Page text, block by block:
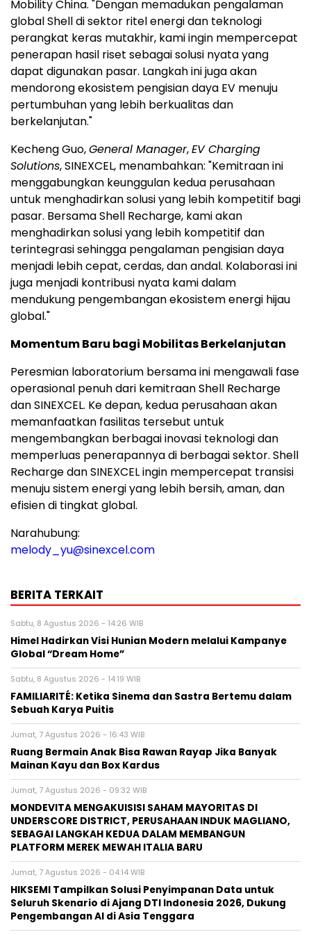
Mobility China. "Dengan memadukan pengalaman
global Shell di sektor ritel energi dan teknologi
perangkat keras mutakhir, kami ingin mempercepat
penerapan hasil riset sebagai solusi nyata yang
dapat digunakan pasar. Langkah ini juga akan
mendorong ekosistem pengisian daya EV menuju
pertumbuhan yang lebih berkualitas dan
berkelanjutan."
Kecheng Guo,General Manager,EV Charging
Solutions, SINEXCEL, menambahkan: "Kemitraan ini
menggabungkan keunggulan kedua perusahaan
untuk menghadirkan solusi yang lebih kompetitif bagi
pasar. Bersama Shell Recharge, kami akan
menghadirkan solusi yang lebih kompetitif dan
terintegrasi sehingga pengalaman pengisian daya
menjadi lebih cepat, cerdas, dan andal. Kolaborasi ini
juga menjadi kontribusi nyata kami dalam
mendukung pengembangan ekosistem energi hijau
global."
Momentum Baru bagi Mobilitas Berkelanjutan
Peresmian laboratorium bersama ini mengawali fase
operasional penuh dari kemitraan Shell Recharge
dan SINEXCEL. Ke depan, kedua perusahaan akan
memanfaatkan fasilitas tersebut untuk
mengembangkan berbagai inovasi teknologi dan
memperluas penerapannya di berbagai sektor. Shell
Recharge dan SINEXCEL ingin mempercepat transisi
menuju sistem energi yang lebih bersih, aman, dan
efisien di tingkat global.
Narahubung:
melody_yu@sinexcel.com
BERITA TERKAIT
Sabtu, 8 Agustus 2026 - 14:26 WIB
Himel Hadirkan Visi Hunian Modern melalui Kampanye
Global “Dream Home”
Sabtu, 8 Agustus 2026 - 14:19 WIB
FAMILIARITÉ: Ketika Sinema dan Sastra Bertemu dalam
Sebuah Karya Puitis
Jumat, 7 Agustus 2026 - 16:43 WIB
Ruang Bermain Anak Bisa Rawan Rayap Jika Banyak
Mainan Kayu dan Box Kardus
Jumat, 7 Agustus 2026 - 09:32 WIB
MONDEVITA MENGAKUISISI SAHAM MAYORITAS DI
UNDERSCORE DISTRICT, PERUSAHAAN INDUK MAGLIANO,
SEBAGAI LANGKAH KEDUA DALAM MEMBANGUN
PLATFORM MEREK MEWAH ITALIA BARU
Jumat, 7 Agustus 2026 - 04:14 WIB
HIKSEMI Tampilkan Solusi Penyimpanan Data untuk
Seluruh Skenario di Ajang DTI Indonesia 2026, Dukung
Pengembangan AI di Asia Tenggara